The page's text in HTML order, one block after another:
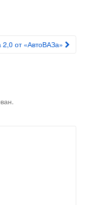
2,0 от «АвтоВАЗа»